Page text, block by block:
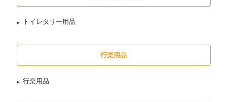
トイレタリー用品
行楽用品
行楽用品